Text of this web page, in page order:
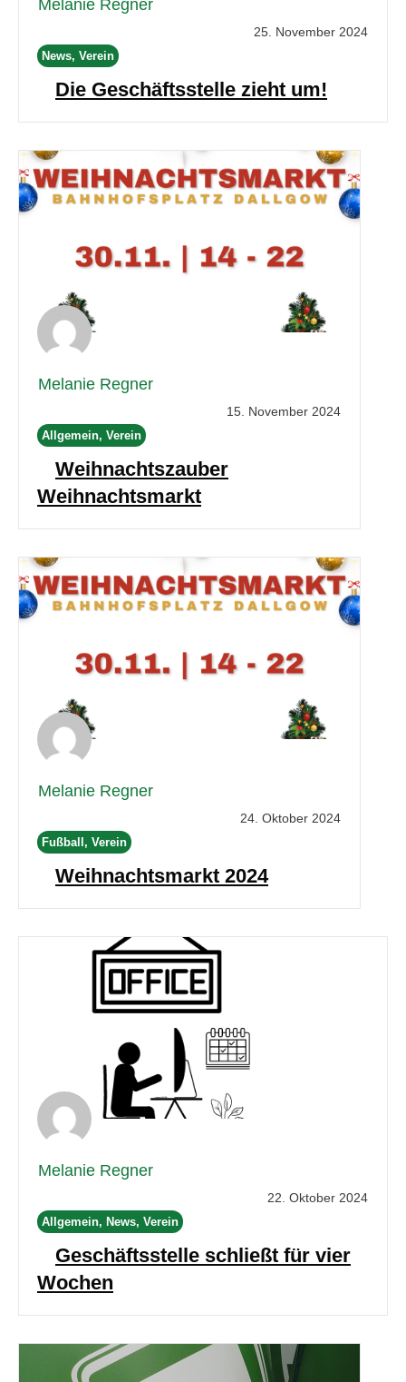
Melanie Regner
25. November 2024
News, Verein
Die Geschäftsstelle zieht um!
Melanie Regner
15. November 2024
Allgemein, Verein
Weihnachtszauber
Weihnachtsmarkt
Melanie Regner
24. Oktober 2024
Fußball, Verein
Weihnachtsmarkt 2024
Melanie Regner
22. Oktober 2024
Allgemein, News, Verein
Geschäftsstelle schließt für vier
Wochen